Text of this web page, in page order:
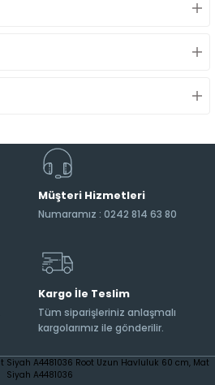
Müşteri Hizmetleri
Numaramız : 0242 814 63 80
Kargo İle Teslim
Tüm siparişleriniz anlaşmalı
kargolarımız ile gönderilir.